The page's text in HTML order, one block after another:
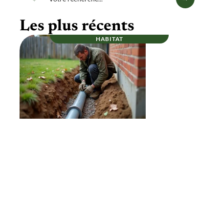
Les plus récents
HABITAT